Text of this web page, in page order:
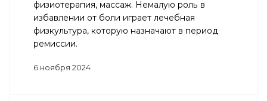
физиотерапия, массаж. Немалую роль в
избавлении от боли играет лечебная
физкультура, которую назначают в период
ремиссии.
6 ноября 2024